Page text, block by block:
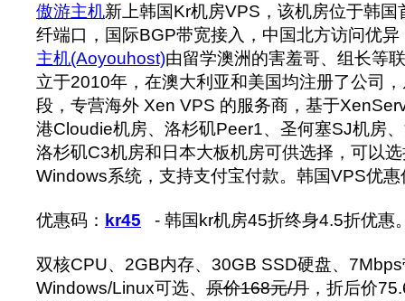
傲游主机新上韩国Kr机房VPS，该机房位于韩国
纤端口，国际BGP带宽接入，中国北方访问优
主机(Aoyouhost)由留学澳洲的害羞哥、组长等
立于2010年，在澳大利亚和美国均注册了公司
段，专营海外 Xen VPS 的服务商，基于
港Cloudie机房、洛杉矶Peer1、圣何塞SJ机房
洛杉矶C3机房和日本大板机房可供选择，可以
Windows系统，支持支付宝付款。韩国VPS优
优惠码： kr45 - 韩国kr机房45折终身4.5折优惠
双核CPU、2GB内存、30GB SSD硬盘、
Windows/Linux可选、 原价168元/月 ，折后价